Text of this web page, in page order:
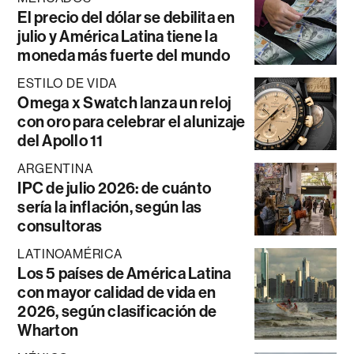
El precio del dólar se debilita en
julio y América Latina tiene la
moneda más fuerte del mundo
ESTILO DE VIDA
Omega x Swatch lanza un reloj
con oro para celebrar el alunizaje
del Apollo 11
ARGENTINA
IPC de julio 2026: de cuánto
sería la inflación, según las
consultoras
LATINOAMÉRICA
Los 5 países de América Latina
con mayor calidad de vida en
2026, según clasificación de
Wharton